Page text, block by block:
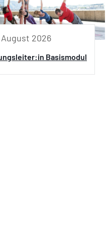
August 2026
Basismodul